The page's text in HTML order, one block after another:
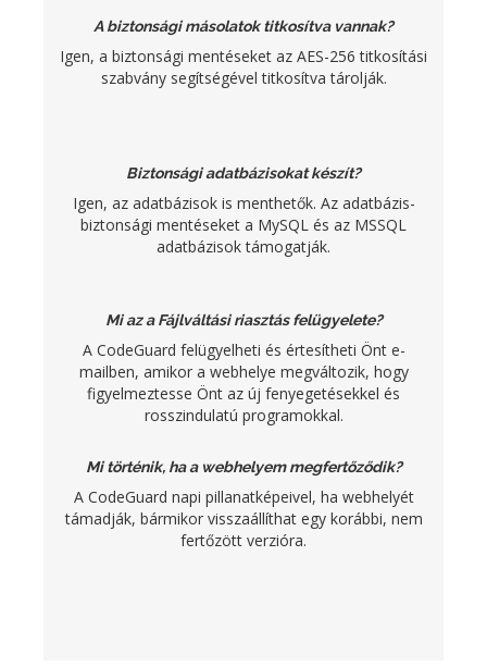
A biztonsági másolatok titkosítva vannak?
Igen, a biztonsági mentéseket az AES-256 titkosítási
szabvány segítségével titkosítva tárolják.
Biztonsági adatbázisokat készít?
Igen, az adatbázisok is menthetők. Az adatbázis-
biztonsági mentéseket a MySQL és az MSSQL
adatbázisok támogatják.
Mi az a Fájlváltási riasztás felügyelete?
A CodeGuard felügyelheti és értesítheti Önt e-
mailben, amikor a webhelye megváltozik, hogy
figyelmeztesse Önt az új fenyegetésekkel és
rosszindulatú programokkal.
Mi történik, ha a webhelyem megfertőződik?
A CodeGuard napi pillanatképeivel, ha webhelyét
támadják, bármikor visszaállíthat egy korábbi, nem
fertőzött verzióra.